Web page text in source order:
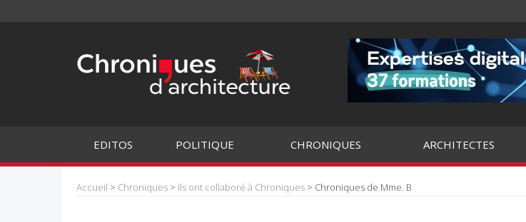
EDITOS POLITIQUE CHRONIQUES ARCHITECTES
Accueil > Chroniques > Ils ont collaboré à Chroniques > Chroniques de Mme. B